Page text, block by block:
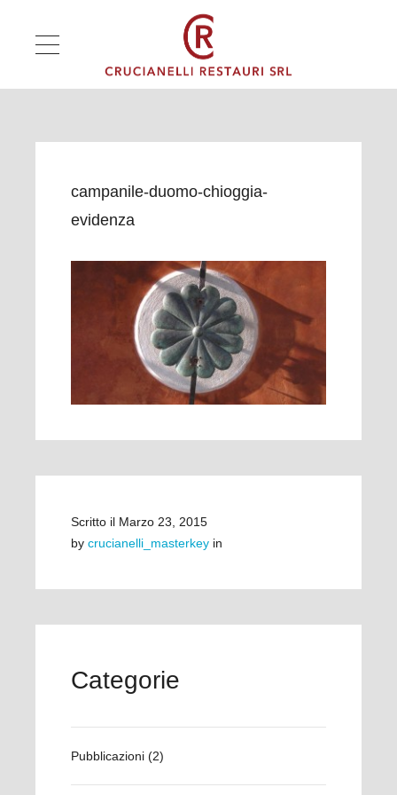
campanile-duomo-chioggia-
evidenza
Scritto il Marzo 23, 2015
by crucianelli_masterkey in
Categorie
Pubblicazioni (2)